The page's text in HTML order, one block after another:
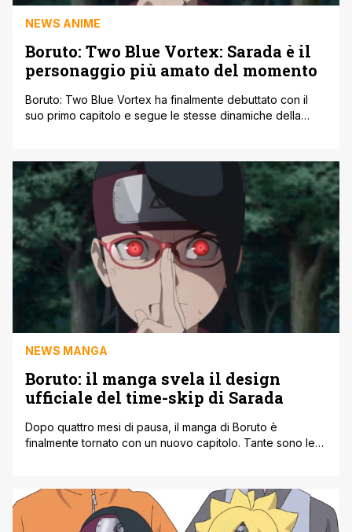
NEWS ANIME
Boruto: Two Blue Vortex: Sarada è il
personaggio più amato del momento
Boruto: Two Blue Vortex ha finalmente debuttato con il
suo primo capitolo e segue le stesse dinamiche della
della Foglia è molto delicata. Infatti il potere dell'ex
membro dell'Organizzazione Kara, Ada, ha portato
chiunque a [']
NEWS MANGA
Boruto: il manga svela il design
ufficiale del time-skip di Sarada
Dopo quattro mesi di pausa, il manga di Boruto è
finalmente tornato con un nuovo capitolo. Tante sono le
completamente dalla presenza di Naruto. Gli ultimi eventi
narrati nel manga, tra l'altro, hanno escluso
completamente il settimo [']